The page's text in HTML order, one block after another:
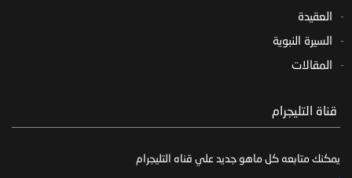
العقيدة
السيرة النبوية
المقالات
‏ قناة التليجرام
يمكنك متابعه كل ماهو جديد علي قناه التليجرام